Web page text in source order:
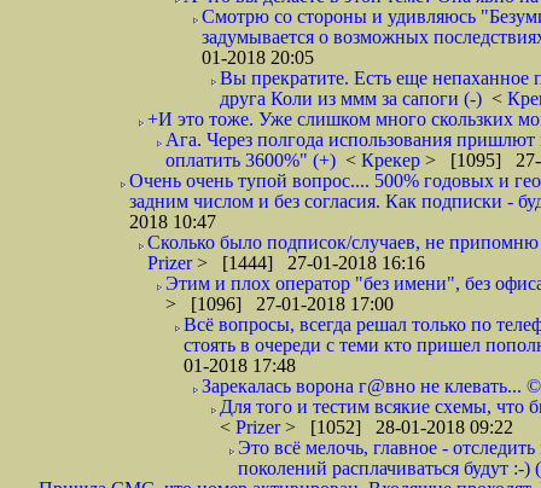
Смотрю со стороны и удивляюсь
задумывается о возможных
01-2018 20:05
Вы прекратите. Есть еще непаханное
друга Коли из ммм за сапоги (-) <
+И это тоже. Уже слишком много скользких
Ага. Через полгода использования
оплатить 3600%" (+) < Крекер > [1095] 27-
Очень очень тупой вопрос.... 500% годовых и
задним числом и без согласия. Как подписки -
2018 10:47
Сколько было подписок/случаев, не
Prizer> [1444] 27-01-2018 16:16
Этим и плох оператор "без имени", без
> [1096] 27-01-2018 17:00
Всё вопросы, всегда решал только по
стоять в очереди с теми кто пришел
01-2018 17:48
Зарекалась ворона г@вно не клевать...
Для того и тестим всякие схемы, что
< Prizer> [1052] 28-01-2018 09:22
Это всё мелочь, главное -
поколений расплачиваться будут :-)